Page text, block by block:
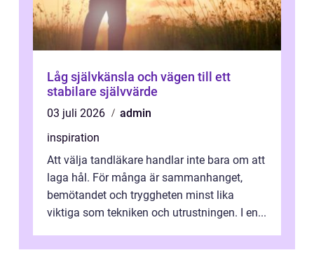
Låg självkänsla och vägen till ett
stabilare självvärde
03 juli 2026
admin
inspiration
Att välja tandläkare handlar inte bara om att
laga hål. För många är sammanhanget,
bemötandet och tryggheten minst lika
viktiga som tekniken och utrustningen. I en...